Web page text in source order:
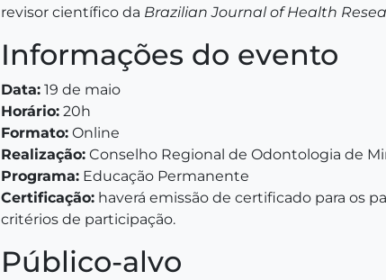
revisor científico da Brazilian Journal of Health
Informações do evento
Data: 19 de maio
Horário: 20h
Formato: Online
Realização: Conselho Regional de Odontologia de
Programa: Educação Permanente
Certificação: haverá emissão de certificado para os
critérios de participação.
Público-alvo